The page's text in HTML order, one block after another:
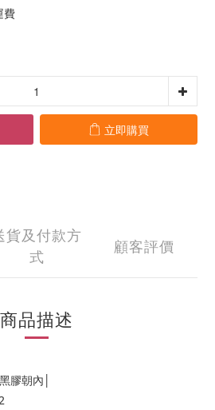
費
立即購買
貨及付款方
式
顧客評價
商品描述
膠朝內│